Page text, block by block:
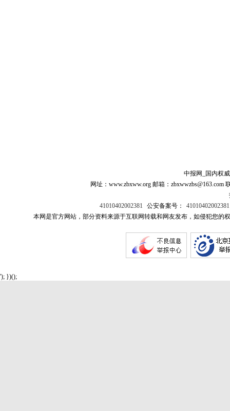
中报网_国内权
网址：www.zbxww.org 邮箱：zbxwwzbs@163.com
41010402002381
公安备案号：
41010402002381
本网是官方网站，部分资料来源于互联网转载和网友发布，如侵犯您
'); })();